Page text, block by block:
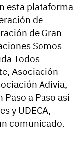
esta plataforma
de
de Gran
Somos
Todos
Asociación
Adivia,
a Paso así
y UDECA,
comunicado.